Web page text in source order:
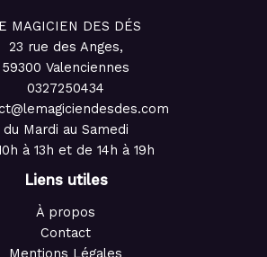
MAGICIEN DES DÉS
23 rue des Anges,
59300 Valenciennes
0327250434
du Mardi au Samedi
à 13h et de 14h à 19h
Liens utiles
À propos
Contact
Mentions Légales